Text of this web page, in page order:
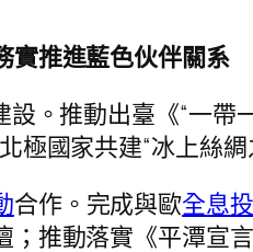
實推進藍色伙伴關系
。推動出臺《“一帶
極國家共建“冰上絲綢
合作。完成與歐全息
；推動落實《平潭宣